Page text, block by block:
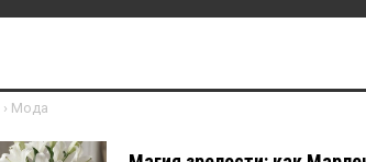
› Мода